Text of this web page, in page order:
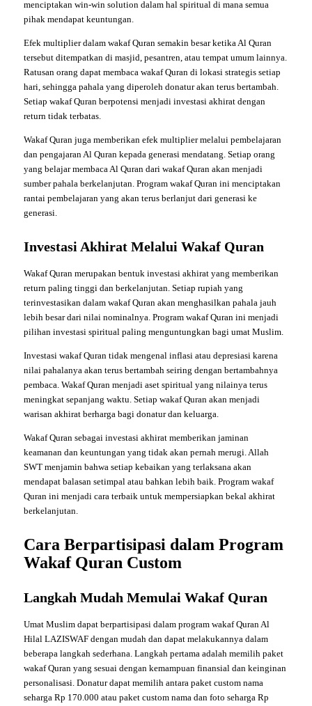
menciptakan win-win solution dalam hal spiritual di mana semua
pihak mendapat keuntungan.
Efek multiplier dalam wakaf Quran semakin besar ketika Al Quran
tersebut ditempatkan di masjid, pesantren, atau tempat umum lainnya.
Ratusan orang dapat membaca wakaf Quran di lokasi strategis setiap
hari, sehingga pahala yang diperoleh donatur akan terus bertambah.
Setiap wakaf Quran berpotensi menjadi investasi akhirat dengan
return tidak terbatas.
Wakaf Quran juga memberikan efek multiplier melalui pembelajaran
dan pengajaran Al Quran kepada generasi mendatang. Setiap orang
yang belajar membaca Al Quran dari wakaf Quran akan menjadi
sumber pahala berkelanjutan. Program wakaf Quran ini menciptakan
rantai pembelajaran yang akan terus berlanjut dari generasi ke
generasi.
Investasi Akhirat Melalui Wakaf Quran
Wakaf Quran merupakan bentuk investasi akhirat yang memberikan
return paling tinggi dan berkelanjutan. Setiap rupiah yang
terinvestasikan dalam wakaf Quran akan menghasilkan pahala jauh
lebih besar dari nilai nominalnya. Program wakaf Quran ini menjadi
pilihan investasi spiritual paling menguntungkan bagi umat Muslim.
Investasi wakaf Quran tidak mengenal inflasi atau depresiasi karena
nilai pahalanya akan terus bertambah seiring dengan bertambahnya
pembaca. Wakaf Quran menjadi aset spiritual yang nilainya terus
meningkat sepanjang waktu. Setiap wakaf Quran akan menjadi
warisan akhirat berharga bagi donatur dan keluarga.
Wakaf Quran sebagai investasi akhirat memberikan jaminan
keamanan dan keuntungan yang tidak akan pernah merugi. Allah
SWT menjamin bahwa setiap kebaikan yang terlaksana akan
mendapat balasan setimpal atau bahkan lebih baik. Program wakaf
Quran ini menjadi cara terbaik untuk mempersiapkan bekal akhirat
berkelanjutan.
Cara Berpartisipasi dalam Program
Wakaf Quran Custom
Langkah Mudah Memulai Wakaf Quran
Umat Muslim dapat berpartisipasi dalam program wakaf Quran Al
Hilal LAZISWAF dengan mudah dan dapat melakukannya dalam
beberapa langkah sederhana. Langkah pertama adalah memilih paket
wakaf Quran yang sesuai dengan kemampuan finansial dan keinginan
personalisasi. Donatur dapat memilih antara paket custom nama
seharga Rp 170.000 atau paket custom nama dan foto seharga Rp